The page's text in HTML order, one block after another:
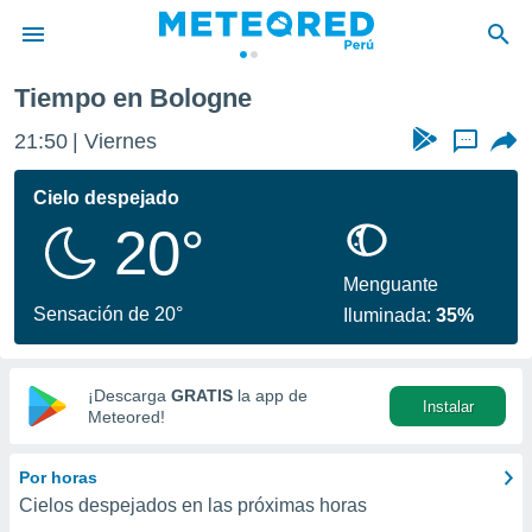
de
ha sido
calidad.
a este
las
y
digital
basada
Tiempo en Bologne
21:50 Viernes ...
Cielo despejado
20°
Sensación de 20°
Menguante
Iluminada:35%
¡Descarga GRATIS la app de
Meteored!
Instalar
Por horas
Cielos despejados en las próximas horas